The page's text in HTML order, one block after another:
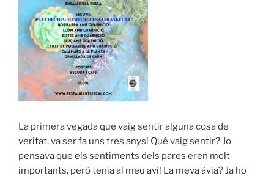
La primera vegada que vaig sentir alguna cosa de
veritat, va ser fa uns tres anys! Qué vaig sentir? Jo
pensava que els sentiments dels pares eren molt
importants, però tenia al meu avi! La meva àvia? Ja ho